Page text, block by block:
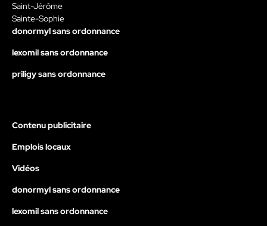
Saint-Jérôme
Sainte-Sophie
donormyl sans ordonnance
lexomil sans ordonnance
priligy sans ordonnance
Contenu publicitaire
Emplois locaux
Vidéos
donormyl sans ordonnance
lexomil sans ordonnance